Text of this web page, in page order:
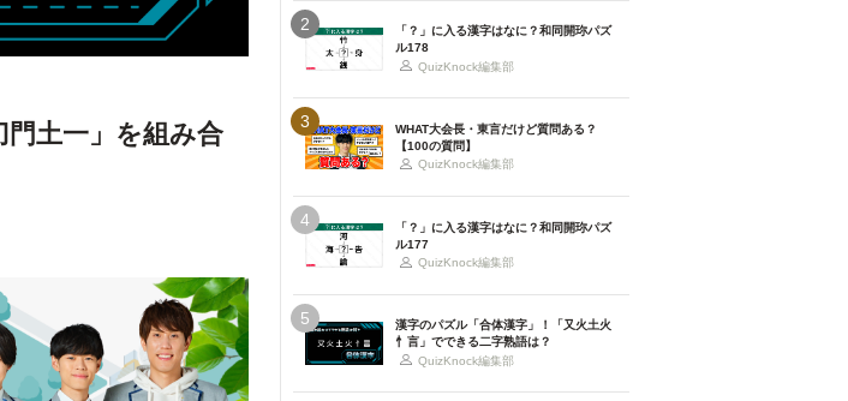
土一」を組み合
2
「？」に入る漢字はなに？和同開珎パズ
ル178
QuizKnock編集部
3
WHAT大会長・東言だけど質問ある？
【100の質問】
QuizKnock編集部
4
「？」に入る漢字はなに？和同開珎パズ
ル177
QuizKnock編集部
5
漢字のパズル「合体漢字」！「又火土火
忄言」でできる二字熟語は？
QuizKnock編集部